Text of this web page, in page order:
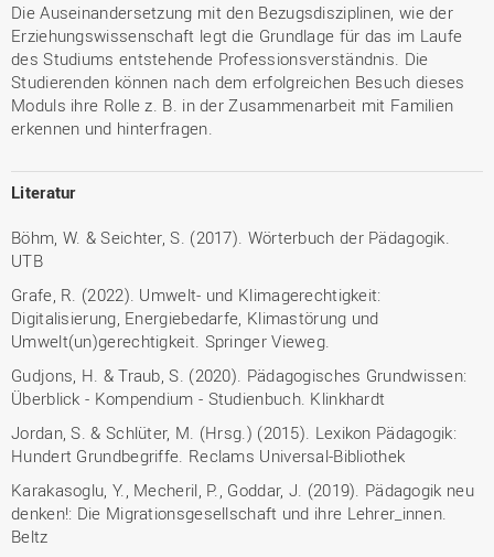
Die Auseinandersetzung mit den Bezugsdisziplinen, wie der
Erziehungswissenschaft legt die Grundlage für das im Laufe
des Studiums entstehende Professionsverständnis. Die
Studierenden können nach dem erfolgreichen Besuch dieses
Moduls ihre Rolle z. B. in der Zusammenarbeit mit Familien
erkennen und hinterfragen.
Literatur
Böhm, W. & Seichter, S. (2017). Wörterbuch der Pädagogik.
UTB
Grafe, R. (2022). Umwelt- und Klimagerechtigkeit:
Digitalisierung, Energiebedarfe, Klimastörung und
Umwelt(un)gerechtigkeit. Springer Vieweg.
Gudjons, H. & Traub, S. (2020). Pädagogisches Grundwissen:
Überblick - Kompendium - Studienbuch. Klinkhardt
Jordan, S. & Schlüter, M. (Hrsg.) (2015). Lexikon Pädagogik:
Hundert Grundbegriffe. Reclams Universal-Bibliothek
Karakasoglu, Y., Mecheril, P., Goddar, J. (2019). Pädagogik neu
denken!: Die Migrationsgesellschaft und ihre Lehrer_innen.
Beltz